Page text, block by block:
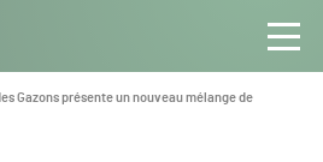
Gazons présente un nouveau mélange de